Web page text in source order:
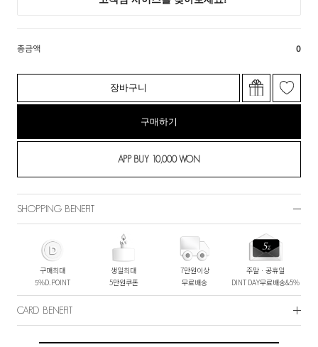
총금액 0
장바구니
구매하기
SHOPPING BENEFIT
구매최대
5%D.POINT
생일최대
5만원쿠폰
7만원이상
무료배송
주말ㆍ공휴일
DINT DAY무료배송&5%
CARD BENEFIT